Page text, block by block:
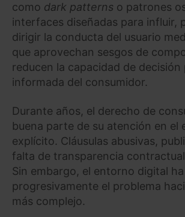
como dark patterns o patrones
interfaces diseñadas para influir,
dirigir la conducta del usuario
que aprovechan sesgos de
reducen la capacidad de decisión
informada del consumidor.
Durante años, el derecho de
buena parte de su atención en el
explícito. Cláusulas abusivas,
falta de transparencia
Sin embargo, el entorno digital
progresivamente el problema
más complejo.